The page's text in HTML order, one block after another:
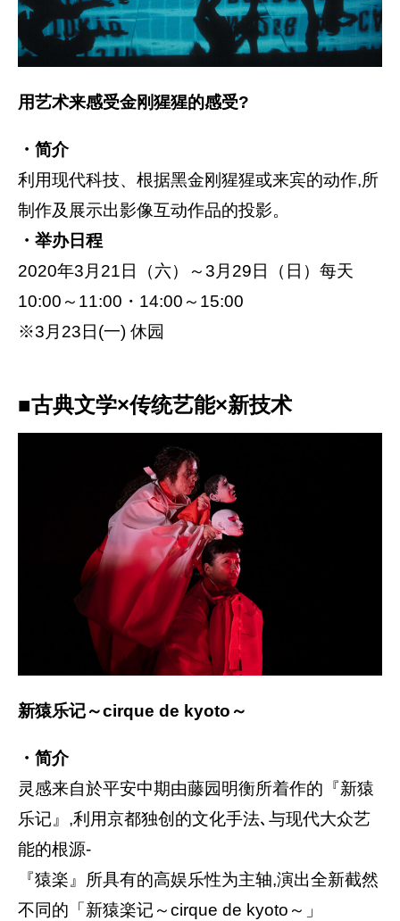
用艺术来感受金刚猩猩的感受?
・简介
利用现代科技、根据黑金刚猩猩或来宾的动作,所
制作及展示出影像互动作品的投影。
・举办日程
2020年3月21日（六）～3月29日（日）每天
10:00～11:00・14:00～15:00
※3月23日(一) 休园
■古典文学×传统艺能×新技术
新猿乐记～cirque de kyoto～
・简介
灵感来自於平安中期由藤园明衡所着作的『新猿
乐记』,利用京都独创的文化手法､与现代大众艺
能的根源-
『猿楽』所具有的高娱乐性为主轴,演出全新截然
不同的「新猿楽记～cirque de kyoto～」